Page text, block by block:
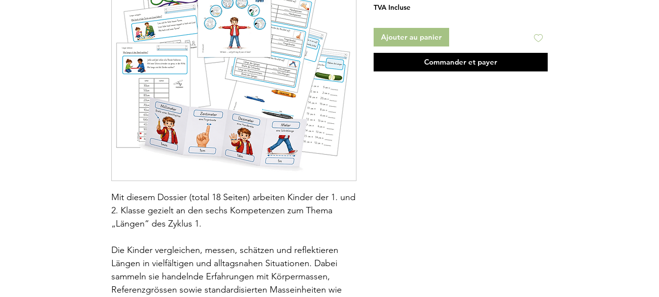
Mit diesem Dossier (total 18 Seiten) arbeiten Kinder der 1. und
2. Klasse gezielt an den sechs Kompetenzen zum Thema
„Längen“ des Zyklus 1.
Die Kinder vergleichen, messen, schätzen und reflektieren
Längen in vielfältigen und alltagsnahen Situationen. Dabei
sammeln sie handelnde Erfahrungen mit Körpermassen,
Referenzgrössen sowie standardisierten Masseinheiten wie
TVA Incluse
Ajouter au panier
Commander et payer